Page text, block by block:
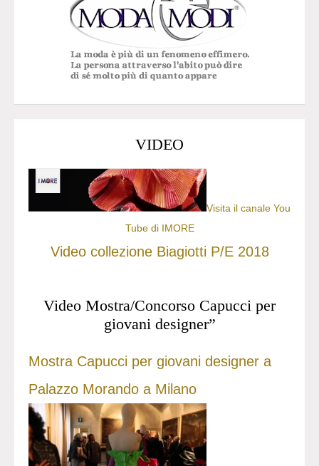
VIDEO
Visita il canale You
Tube di IMORE
Video collezione Biagiotti P/E 2018
Video Mostra/Concorso Capucci per
giovani designer”
Mostra Capucci per giovani designer a
Palazzo Morando a Milano